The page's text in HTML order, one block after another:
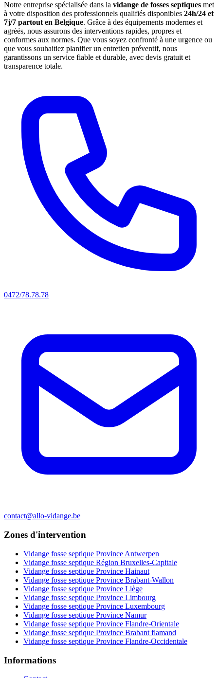
Notre entreprise spécialisée dans la vidange de fosses septiques met
à votre disposition des professionnels qualifiés disponibles 24h/24 et
7j/7 partout en Belgique. Grâce à des équipements modernes et
agréés, nous assurons des interventions rapides, propres et
conformes aux normes. Que vous soyez confronté à une urgence ou
que vous souhaitiez planifier un entretien préventif, nous
garantissons un service fiable et durable, avec devis gratuit et
transparence totale.
0472/78.78.78
contact@allo-vidange.be
Zones d'intervention
Vidange fosse septique Province Antwerpen
Vidange fosse septique Région Bruxelles-Capitale
Vidange fosse septique Province Hainaut
Vidange fosse septique Province Brabant-Wallon
Vidange fosse septique Province Liège
Vidange fosse septique Province Limbourg
Vidange fosse septique Province Luxembourg
Vidange fosse septique Province Namur
Vidange fosse septique Province Flandre-Orientale
Vidange fosse septique Province Brabant flamand
Vidange fosse septique Province Flandre-Occidentale
Informations